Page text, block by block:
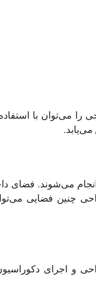
با استفاده
می‌شوند. فضای
چنین فضایی
و اجرای